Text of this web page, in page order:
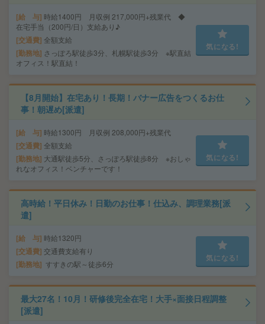
給 与 時給1400円 月収例 217,000円+残業代 ◆
在宅手当（200円/日）支給あり♪
交通費 全額支給
勤務地 さっぽろ駅徒歩3分、札幌駅徒歩3分 ※駅直結
オフィス！駅直結！
気になる!
【8月開始】在宅あり！長期！バナー広告をつくるお仕
事！朝遅め[派遣]
給 与 時給1300円 月収例 208,000円+残業代
交通費 全額支給
勤務地 大通駅徒歩5分、さっぽろ駅徒歩8分 ※おしゃ
れなオフィス！ベンチャーです！
気になる!
高時給！平日休み！日勤のお仕事！仕込み、調理業務[派
遣]
給 与 時給1320円
交通費 交通費支給有り
勤務地 すすきの駅～徒歩6分
気になる!
最大27名！10月！研修後完全在宅！大手×面接日程調整
[派遣]